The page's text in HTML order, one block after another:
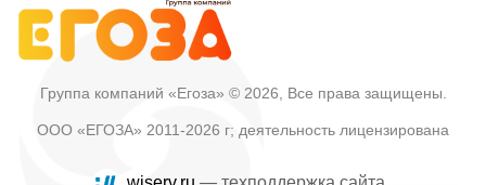
Группа компаний «Егоза» © 2026, Все права защищены.
ООО «ЕГОЗА» 2011-2026 г; деятельность лицензирована